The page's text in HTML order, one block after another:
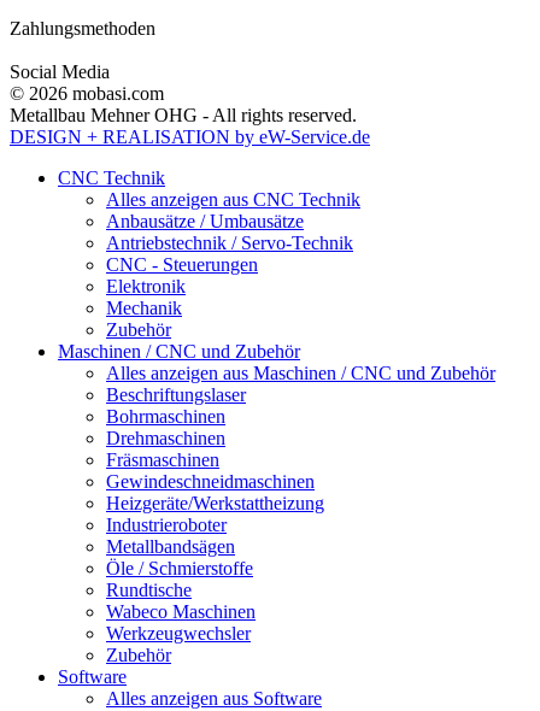
Zahlungsmethoden
Social Media
© 2026 mobasi.com
Metallbau Mehner OHG - All rights reserved.
DESIGN + REALISATION by eW-Service.de
CNC Technik
Alles anzeigen aus CNC Technik
Anbausätze / Umbausätze
Antriebstechnik / Servo-Technik
CNC - Steuerungen
Elektronik
Mechanik
Zubehör
Maschinen / CNC und Zubehör
Alles anzeigen aus Maschinen / CNC und Zubehör
Beschriftungslaser
Bohrmaschinen
Drehmaschinen
Fräsmaschinen
Gewindeschneidmaschinen
Heizgeräte/Werkstattheizung
Industrieroboter
Metallbandsägen
Öle / Schmierstoffe
Rundtische
Wabeco Maschinen
Werkzeugwechsler
Zubehör
Software
Alles anzeigen aus Software